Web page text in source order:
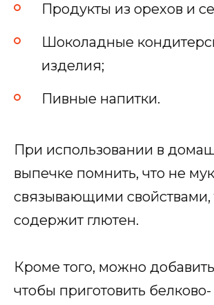
Продукты из орехов и
Шоколадные
изделия;
Пивные напитки.
При использовании в
выпечке помнить, что не
связывающими свойствами,
содержит глютен.
Кроме того, можно добавить
чтобы приготовить белково-